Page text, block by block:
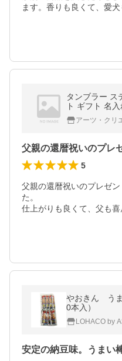
ます。香りも良くて、愛犬
タンブラー ス
ト ギフト 名入れ ステンレス 誕生日 退職祝
い 結婚祝い
料 アーツ・クリ
5
父親の還暦祝いのプレゼ
た。
仕上がりも良くて、父も
やおきん う
0本入）
LOHACO by